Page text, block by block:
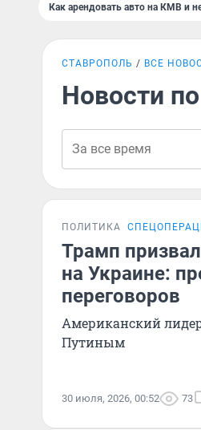
Как арендовать авто на КМВ и
СТАВРОПОЛЬ ВСЕ
Новости
ПОЛИТИКА
Трамп
на Украине:
переговоров
Американский
Путиным
30 июля, 2026, 00:52 73